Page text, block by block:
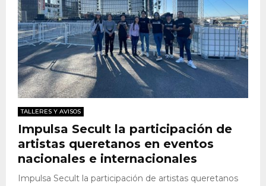
TALLERES Y AVISOS
Impulsa Secult la participación de
artistas queretanos en eventos
nacionales e internacionales
Impulsa Secult la participación de artistas queretanos